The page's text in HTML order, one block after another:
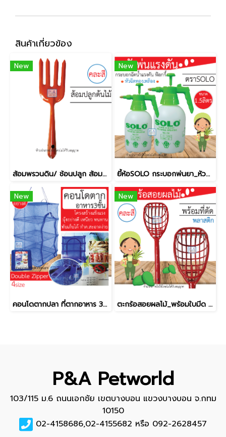
สินค้าเกี่ยวข้อง
New
ส้อมพรวนดิน/ ช้อนปลูก ส้อมปลูกต้นไม้ / คละสี
New
ยี้ห้อSOLO กระบอกพ่นยา_หัวพ่นทองเหลือง [แรงดัน 1.5ลิตร]
New
คอนโดตากปลา ที่ตากอาหาร 3 ชั้น / พร้อมซิปปิดกันแมลง [อย่างดี ]
New
ตะกร้อสอยผลไม้_พร้อมใบมีด [คละสี]
P&A Petworld
103/115 ม.6 ถนนเอกชัย เขตบางบอน แขวงบางบอน จ.กทม
10150
02-4158686,02-4155682 หรือ 092-2628457